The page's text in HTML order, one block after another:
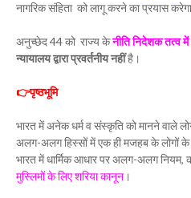
नागरिक संहिता को लागू करने का प्रयास
अनुच्छेद 44 को राज्य केनीति निदेशक तत्व में
न्यायालय द्वारा प्रवर्तनीय नहींहै।
👉पृष्ठभूमि
भारत में अनेक धर्म व संस्कृति को मानने वाले
अलग-अलग हिस्सों में एक ही मजहब के लोगों
भारत में धार्मिक आधार पर अलग-अलग
मुस्लिमों के लिए शरिया कानून ।